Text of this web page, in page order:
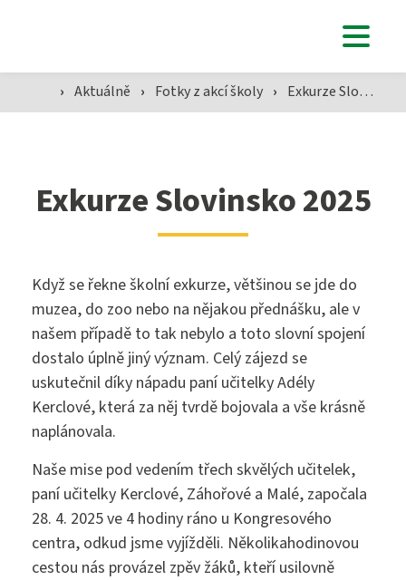
SZŠ
Přijímací zkoušky ›
Maturitní zkouška ›
Praktická sestra
Zdravotnické lyceum
Nutriční asistent
VOŠZ
Absolutoria ›
Praxe ›
Kontakty
Instagram
› Aktuálně › Fotky z akcí školy › Exkurze Slovinsko 2025
Exkurze Slovinsko 2025
Když se řekne školní exkurze, většinou se jde do
muzea, do zoo nebo na nějakou přednášku, ale v
našem případě to tak nebylo a toto slovní spojení
dostalo úplně jiný význam. Celý zájezd se
uskutečnil díky nápadu paní učitelky Adély
Kerclové, která za něj tvrdě bojovala a vše krásně
naplánovala.
Naše mise pod vedením třech skvělých učitelek,
paní učitelky Kerclové, Záhořové a Malé, započala
28. 4. 2025 ve 4 hodiny ráno u Kongresového
centra, odkud jsme vyjížděli. Několikahodinovou
cestou nás provázel zpěv žáků, kteří usilovně